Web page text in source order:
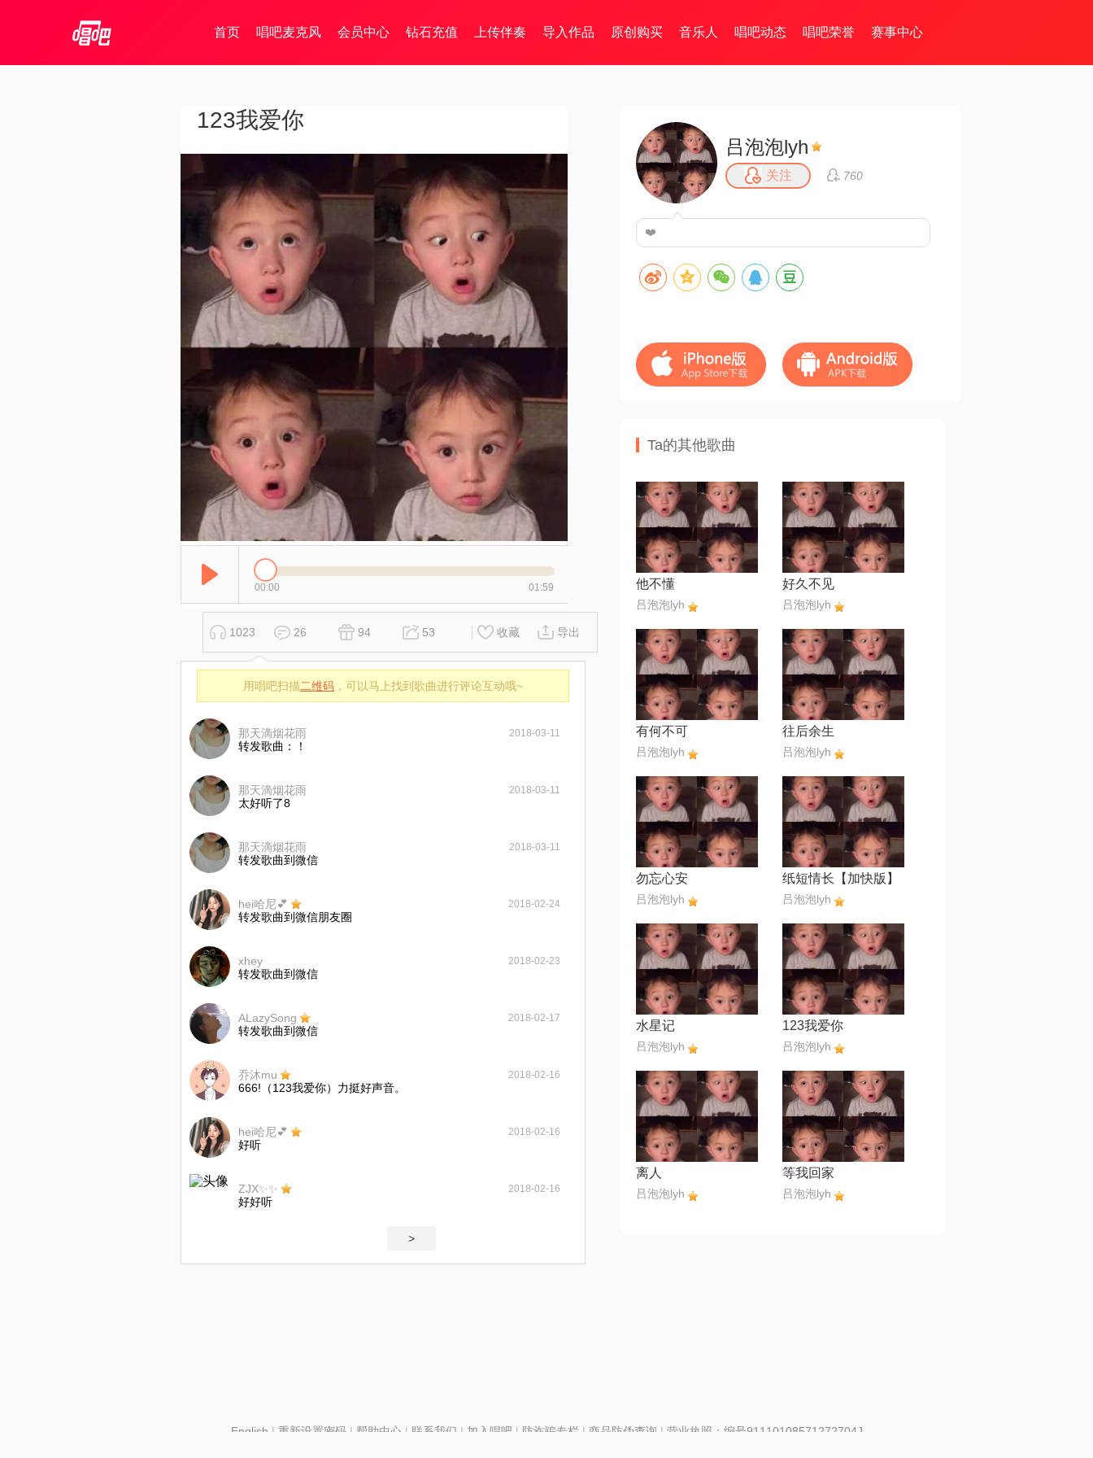
首页 唱吧麦克风 会员中心 钻石充值 上传伴奏 导入作品 原创购买 音乐人 唱吧动态 唱吧荣誉 赛事中心
123我爱你
00:00 01:59
1023 26 94 53 收藏 导出
用唱吧扫描二维码 ，可以马上找到歌曲进行评论互动哦~
那天滴烟花雨 2018-03-11
转发歌曲：！
那天滴烟花雨 2018-03-11
太好听了8
那天滴烟花雨 2018-03-11
转发歌曲到微信
hei哈尼💕 2018-02-24
转发歌曲到微信朋友圈
xhey 2018-02-23
转发歌曲到微信
ALazySong 2018-02-17
转发歌曲到微信
乔沐mu 2018-02-16
666!（123我爱你）力挺好声音。
hei哈尼💕 2018-02-16
好听
ZJX✨✨ 2018-02-16
好好听
>
吕泡泡lyh
关注 760
❤️
Ta的其他歌曲
他不懂
吕泡泡lyh
好久不见
吕泡泡lyh
有何不可
吕泡泡lyh
往后余生
吕泡泡lyh
勿忘心安
吕泡泡lyh
纸短情长【加快版】
吕泡泡lyh
水星记
吕泡泡lyh
123我爱你
吕泡泡lyh
离人
吕泡泡lyh
等我回家
吕泡泡lyh
English | 重新设置密码| 帮助中心 | 联系我们 | 加入唱吧 | 防诈骗专栏 | 商品防伪查询 | 营业执照：编号91110108571272704J